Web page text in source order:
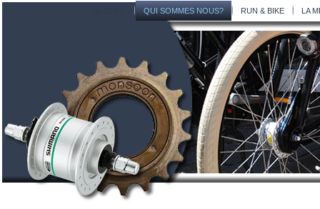
QUI SOMMES NOUS? RUN & BIKE LA